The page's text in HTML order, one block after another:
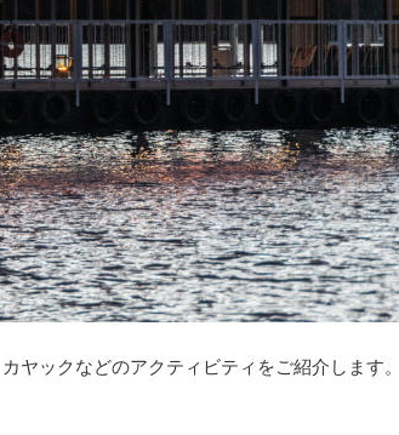
ヤックなどのアクティビティをご紹介します。